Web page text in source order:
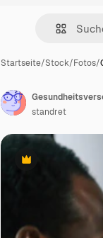
Startseite/Stock/Fotos/
Premium
standret